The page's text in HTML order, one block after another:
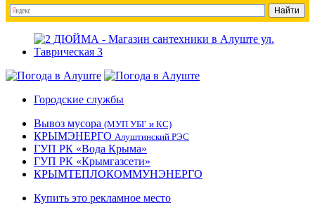
Городские службы
Вывоз мусора (МУП УБГ и КС)
КРЫМЭНЕРГО Алуштинский РЭС
ГУП РК «Вода Крыма»
ГУП РК «Крымгазсети»
КРЫМТЕПЛОКОММУНЭНЕРГО
Купить это рекламное место